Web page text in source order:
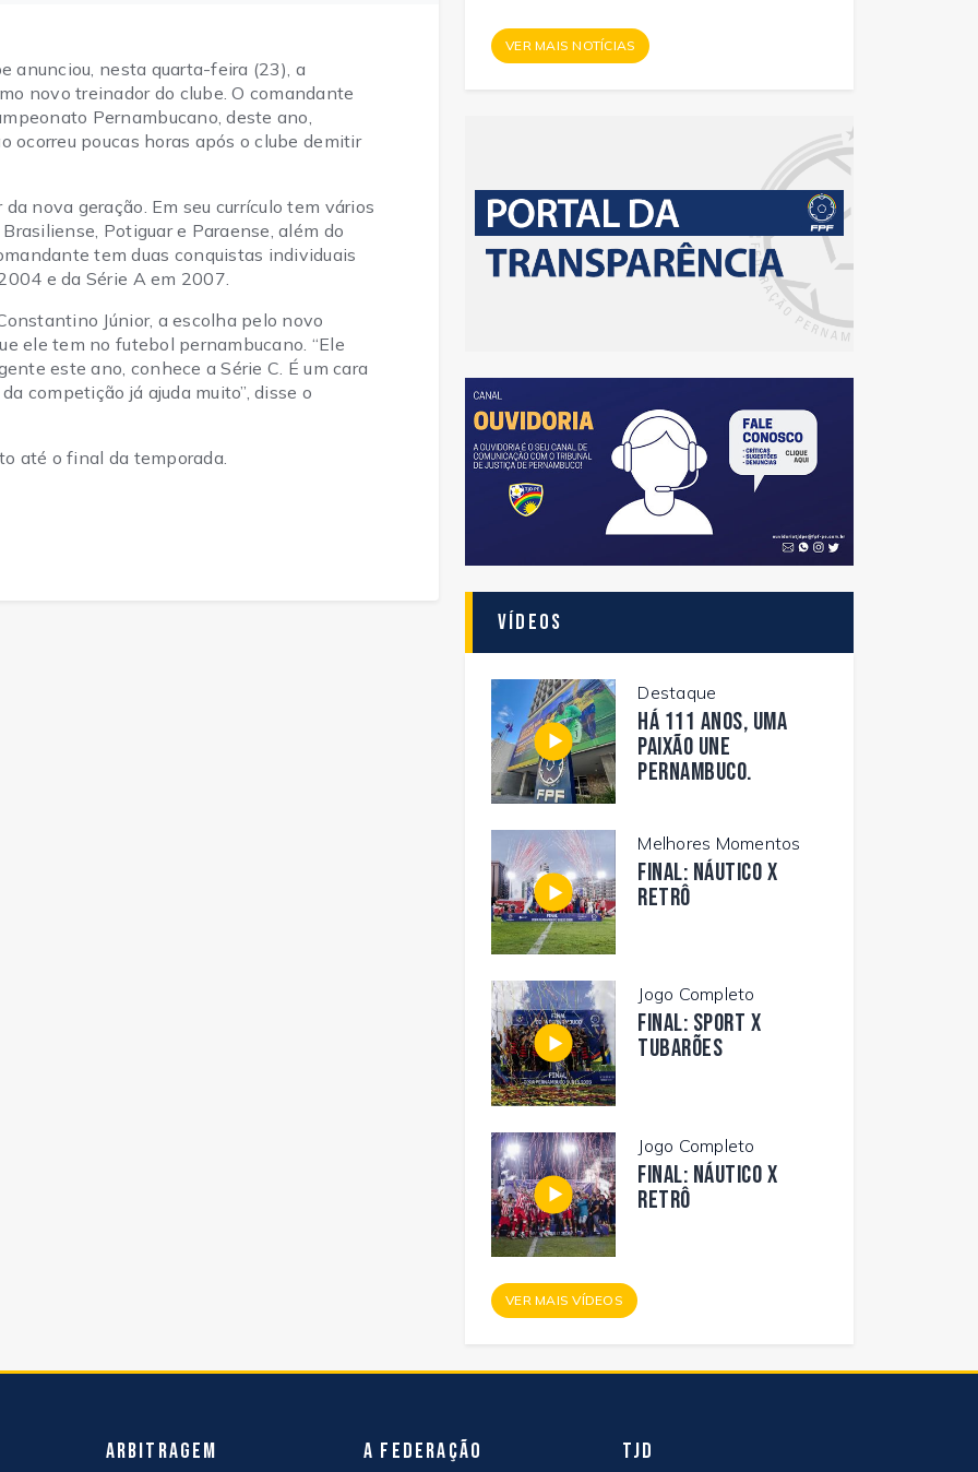
anunciou, nesta quarta-feira (23), a
novo treinador do clube. O comandante
Pernambucano, deste ano,
ocorreu poucas horas após o clube demitir
nova geração. Em seu currículo tem vários
Potiguar e Paraense, além do
tem duas conquistas individuais
e da Série A em 2007.
Júnior, a escolha pelo novo
ele tem no futebol pernambucano. “Ele
este ano, conhece a Série C. É um cara
competição já ajuda muito”, disse o
até o final da temporada.
VER MAIS NOTÍCIAS
Vídeos
Destaque
Há 111 anos, uma
paixão une
Pernambuco.
Melhores Momentos
FINAL: NÁUTICO X
RETRÔ
Jogo Completo
FINAL: SPORT X
TUBARÕES
Jogo Completo
FINAL: NÁUTICO X
RETRÔ
VER MAIS VÍDEOS
Arbitragem A Federação TJD